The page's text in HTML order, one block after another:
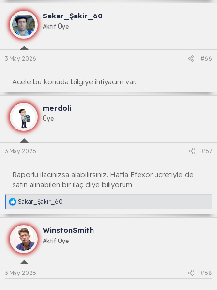
Sakar_Şakir_60
Aktif Üye
3 May 2026 #66
Acele bu konuda bilgiye ihtiyacım var.
merdoli
Üye
3 May 2026 #67
Raporlu ilacınızsa alabilirsiniz. Hatta Efexor ücretiyle de
satın alınabilen bir ilaç diye biliyorum.
R
e
a
k
s
y
o
n
l
a
Sakar_Şakir_60
WinstonSmith
Aktif Üye
3 May 2026 #68